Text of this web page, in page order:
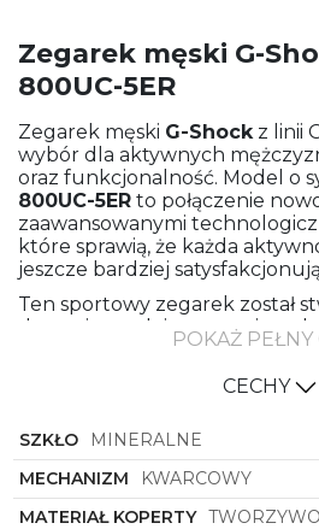
Zegarek męski G-
800UC-5ER
Zegarek męski G-Shockz linii
wybór dla aktywnych
oraz funkcjonalność. Model o
800UC-5ER to połączenie
zaawansowanymi
które sprawią, że każda
jeszcze bardziej
Ten sportowy zegarek został
dynamicznych i
doskonale sprawdzi się
a nawet podczas
solidna konstrukcja oparta na
warunkach.
Brązowy pasek oraz koperta z
zegarkowi eleganckiego i
który z łatwością dopasuje się
POKAŻ PEŁNY
CECHY
SZKŁO
MINERALNE
MECHANIZM
KWARCOWY
MATERIAŁ KOPERTY TWORZYWO